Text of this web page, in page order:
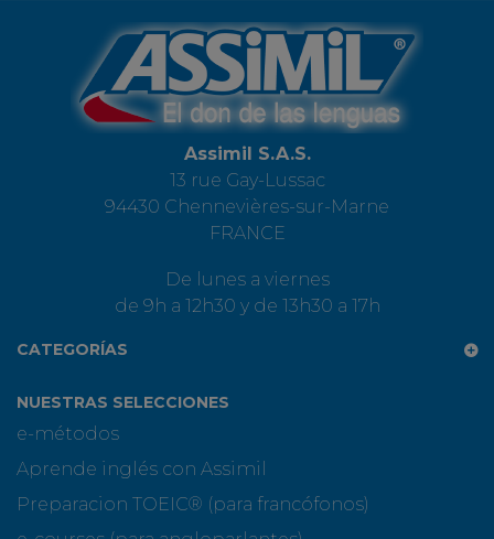
Assimil S.A.S.
13 rue Gay-Lussac
94430 Chennevières-sur-Marne
FRANCE
De lunes a viernes
de 9h a 12h30 y de 13h30 a 17h
CATEGORÍAS
NUESTRAS SELECCIONES
e-métodos
Aprende inglés con Assimil
Preparacion TOEIC® (para francófonos)